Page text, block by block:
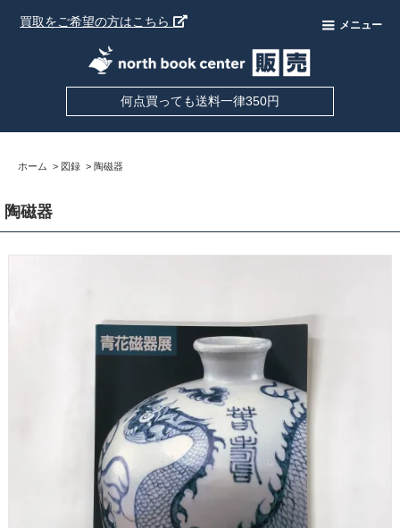
買取をご希望の方はこちら メニュー
何点買っても送料一律350円
ホーム > 図録 > 陶磁器
陶磁器